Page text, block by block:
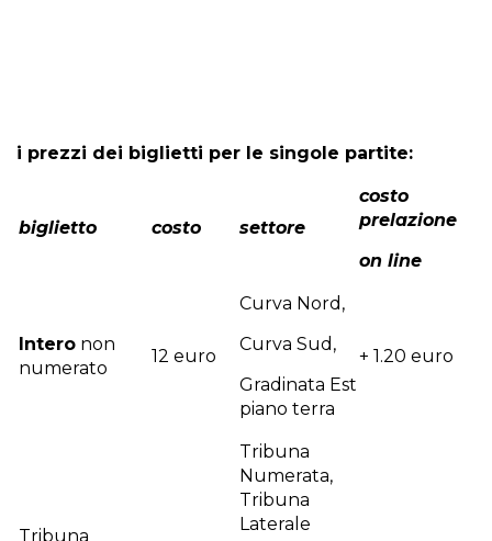
i prezzi dei biglietti per le singole partite:
biglietto costo settore
costo
prelazione
on line
Intero non
numerato
12 euro
Curva Nord,
Curva Sud,
Gradinata Est
piano terra
+ 1.20 euro
Tribuna
Tribuna
Numerata,
Tribuna
Laterale